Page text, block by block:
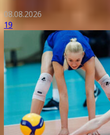
08.08.2026
19